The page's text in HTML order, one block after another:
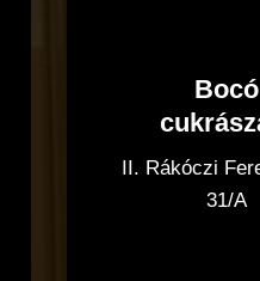
Bocó
II. Rákóczi
31/A